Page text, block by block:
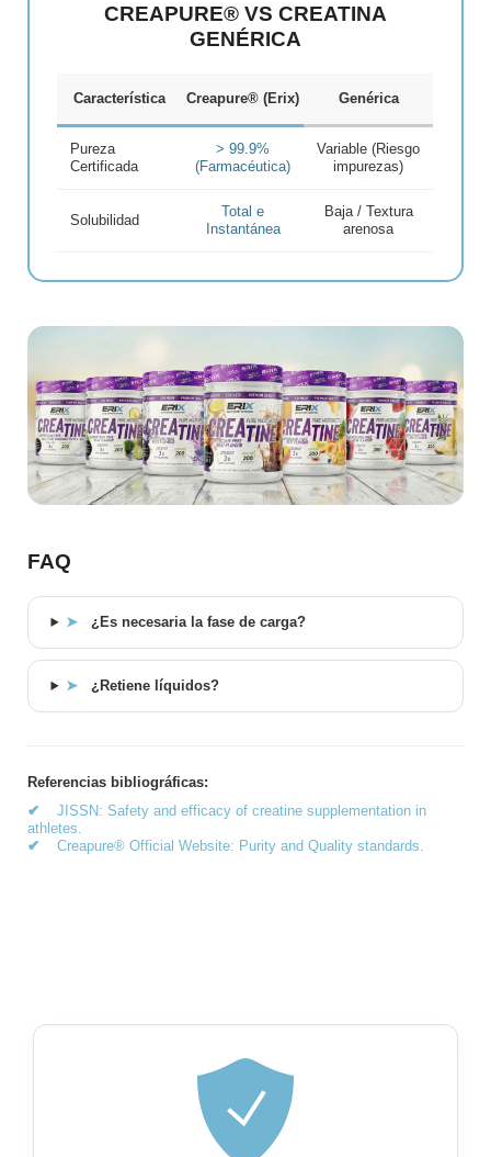
CREAPURE® VS CREATINA
GENÉRICA
Característica Creapure® (Erix) Genérica
Pureza
Certificada
> 99.9%
(Farmacéutica)
Variable (Riesgo
impurezas)
Solubilidad
Total e
Instantánea
Baja / Textura
arenosa
FAQ
➤ ¿Es necesaria la fase de carga?
➤ ¿Retiene líquidos?
Referencias bibliográficas:
✔
JISSN: Safety and efficacy of creatine supplementation in
athletes.
✔ Creapure® Official Website: Purity and Quality standards.